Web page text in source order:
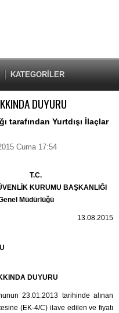
KATEGORİLER
DUYURU
tarafından Yurtdışı İlaçlar
Cuma 17:54
T.C.
KURUMU BAŞKANLIĞI
Müdürlüğü
13.08.2015
DUYURU
23.01.2013 tarihinde alınan
(EK-4/C) ilave edilen ve fiyatı